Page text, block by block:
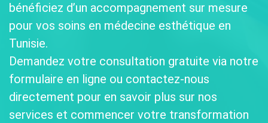
bénéficiez d’un accompagnement sur mesure
pour vos soins en médecine esthétique en
Tunisie.
Demandez votre consultation gratuite via notre
formulaire en ligne ou contactez-nous
directement pour en savoir plus sur nos
services et commencer votre transformation